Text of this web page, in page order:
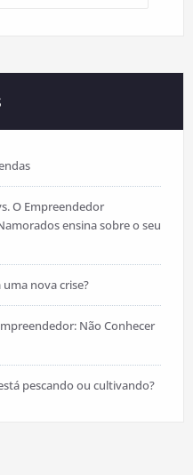
O Empreendedor
ensina sobre o seu
nova crise?
Não Conhecer
pescando ou cultivando?